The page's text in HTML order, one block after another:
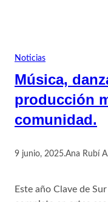
Noticias
Música,
producción
comunidad.
9 junio, 2025.Ana Rubí
Este año Clave de